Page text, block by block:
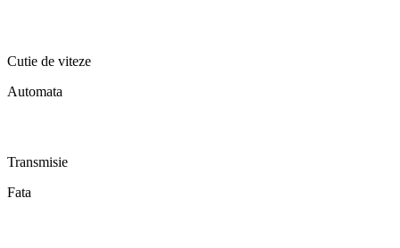
Cutie de viteze
Automata
Transmisie
Fata